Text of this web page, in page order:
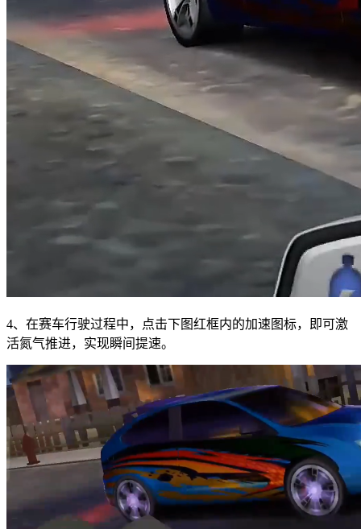
4、在赛车行驶过程中，点击下图红框内的加速图标，即可激
活氮气推进，实现瞬间提速。